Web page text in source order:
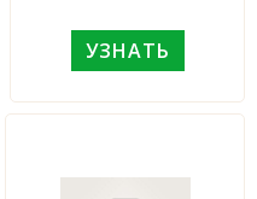
УЗНАТЬ